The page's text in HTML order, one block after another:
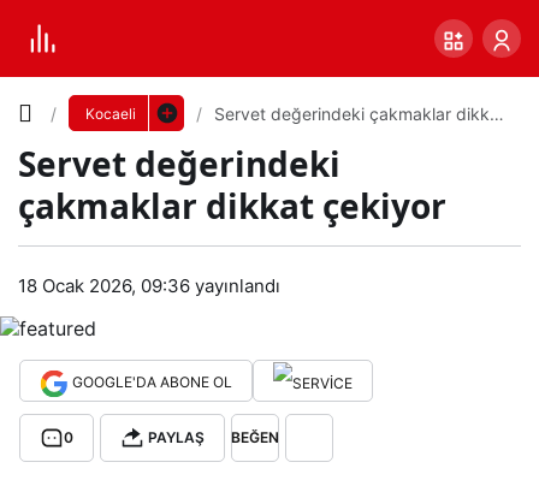
Kocaeli
Servet değerindeki çakmaklar dikkat
Servet değerindeki
çakmaklar dikkat çekiyor
18 Ocak 2026, 09:36 yayınlandı
GOOGLE'DA ABONE OL
0 PAYLAŞ BEĞEN
Serv
değ
erin
Yazı
Boyutunu
Küçük 100% Dev
Varsayılana